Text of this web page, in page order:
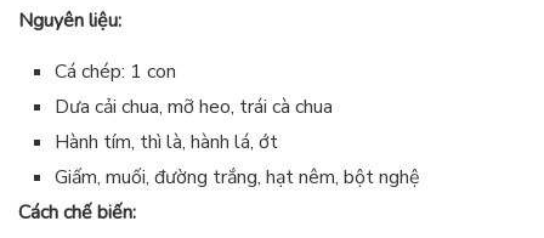
Nguyên liệu:
Cá chép: 1 con
Dưa cải chua, mỡ heo, trái cà chua
Hành tím, thì là, hành lá, ớt
Giấm, muối, đường trắng, hạt nêm, bột nghệ
Cách chế biến: